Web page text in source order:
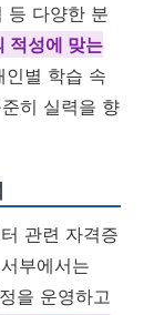
등 다양한 분
적성에 맞는
인별 학습 속
히 실력을 향
관련 자격증
부에서는
을 운영하고